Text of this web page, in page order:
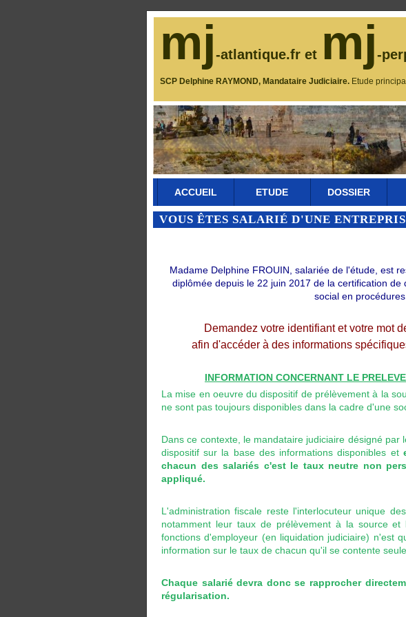
mj-atlantique.fr et mj-
SCP Delphine RAYMOND, Mandataire Judiciaire. Etude
ACCUEIL ETUDE DOSSIER
VOUS ÊTES SALARIÉ D'UNE
Madame Delphine FROUIN, salariée de l'étude, est
diplômée depuis le 22 juin 2017 de la certification
social en procédures
Demandez votre identifiant et votre mot
afin d'accéder à des informations
INFORMATION CONCERNANT LE
La mise en oeuvre du dispositif de prélèvement à la
ne sont pas toujours disponibles dans la cadre d'une
Dans ce contexte, le mandataire judiciaire désigné
dispositif sur la base des informations disponibles et
chacun des salariés c'est le taux neutre non
appliqué.
L'administration fiscale reste l'interlocuteur unique
notamment leur taux de prélèvement à la source
fonctions d'employeur (en liquidation judiciaire) n'est
information sur le taux de chacun qu'il se contente
Chaque salarié devra donc se rapprocher
régularisation.